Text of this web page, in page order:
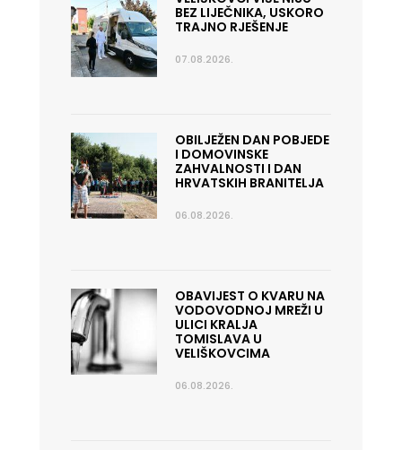
BEZ LIJEČNIKA, USKORO
TRAJNO RJEŠENJE
07.08.2026.
OBILJEŽEN DAN POBJEDE
I DOMOVINSKE
ZAHVALNOSTI I DAN
HRVATSKIH BRANITELJA
06.08.2026.
OBAVIJEST O KVARU NA
VODOVODNOJ MREŽI U
ULICI KRALJA
TOMISLAVA U
VELIŠKOVCIMA
06.08.2026.